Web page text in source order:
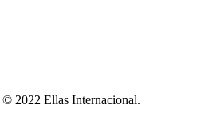
© 2022 Ellas Internacional.